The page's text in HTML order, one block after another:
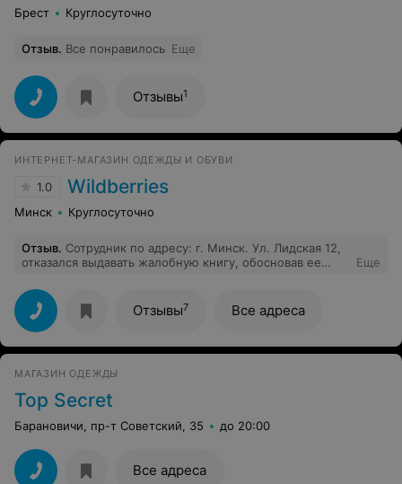
Брест Круглосуточно
Отзыв. Все понравилось Еще
Отзывы1
ИНТЕРНЕТ-МАГАЗИН ОДЕЖДЫ И ОБУВИ
1.0 Wildberries
Минск Круглосуточно
Отзыв. Сотрудник по адресу: г. Минск. Ул. Лидская 12,
отказался выдавать жалобную книгу, обосновав ее
есть.
Еще
Отзывы7 Все адреса
МАГАЗИН ОДЕЖДЫ
Top Secret
Барановичи, пр-т Советский, 35 до 20:00
Все адреса